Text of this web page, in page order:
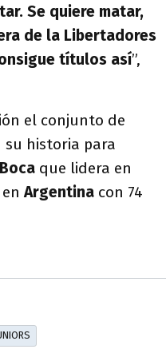
Se quiere matar,
de la Libertadores
títulos así”,
el conjunto de
su historia para
Boca que lidera en
enArgentina con 74